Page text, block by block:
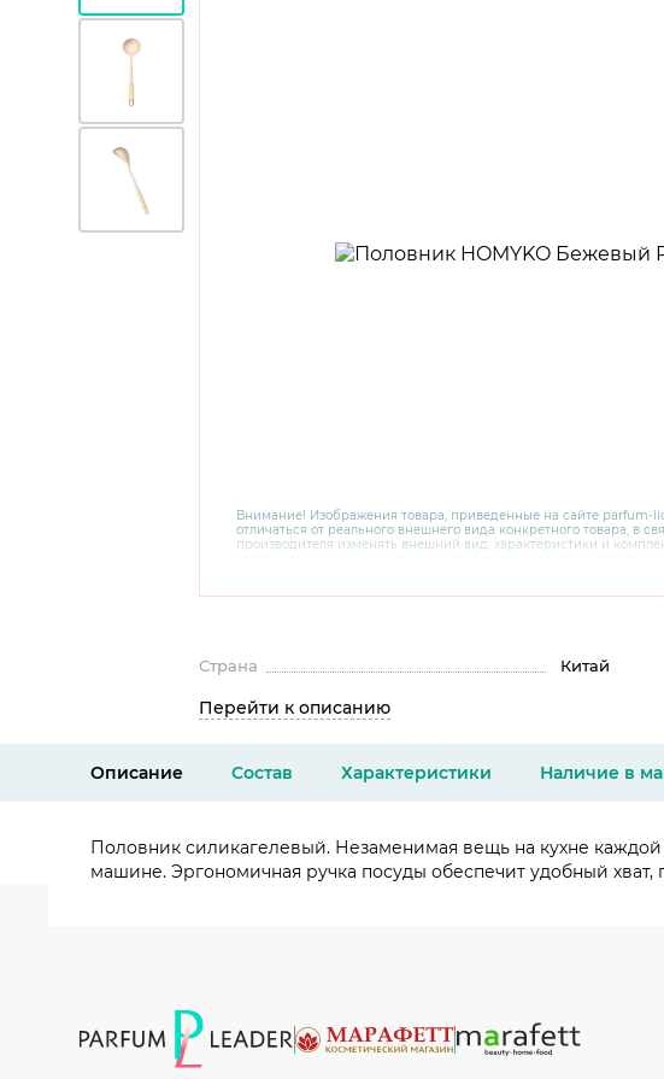
Внимание! Изображения товара, приведенные на сайте parfum-
отличаться от реального внешнего вида конкретного товара, в
производителя изменять внешний вид, характеристики и
консультантов по номеру 8 800 200 78 80.
Страна Китай
Перейти к описанию
Описание Состав Характеристики Наличие в
Половник силикагелевый. Незаменимая вещь на кухне
машине. Эргономичная ручка посуды обеспечит удобный